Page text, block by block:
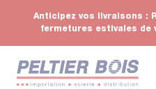
Anticipez vos livraisons :
fermetures estivales de